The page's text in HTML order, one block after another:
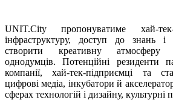
UNIT.City пропонуватиме хай-тек-
інфраструктуру, доступ до знань
створити креативну атмосферу
однодумців. Потенційні резиденти
компанії, хай-тек-підприємці та
цифрові медіа, інкубатори й
сферах технологій і дизайну, культурні